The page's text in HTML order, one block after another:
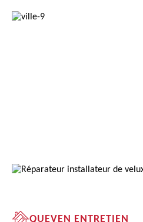
QUEVEN ENTRETIEN